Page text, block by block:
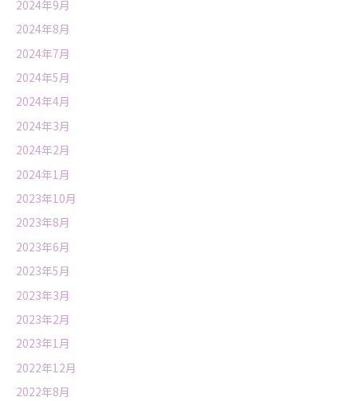
2024年9月
2024年8月
2024年7月
2024年5月
2024年4月
2024年3月
2024年2月
2024年1月
2023年10月
2023年8月
2023年6月
2023年5月
2023年3月
2023年2月
2023年1月
2022年12月
2022年8月